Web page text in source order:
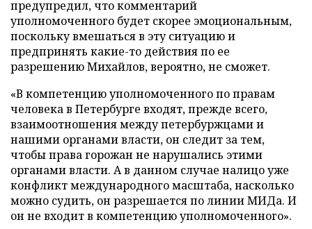
предупредил, что комментарий
уполномоченного будет скорее эмоциональным,
поскольку вмешаться в эту ситуацию и
предпринять какие-то действия по ее
разрешению Михайлов, вероятно, не сможет.
«В компетенцию уполномоченного по правам
человека в Петербурге входят, прежде всего,
взаимоотношения между петербуржцами и
нашими органами власти, он следит за тем,
чтобы права горожан не нарушались этими
органами власти. А в данном случае налицо уже
конфликт международного масштаба, насколько
можно судить, он разрешается по линии МИДа. И
он не входит в компетенцию уполномоченного».